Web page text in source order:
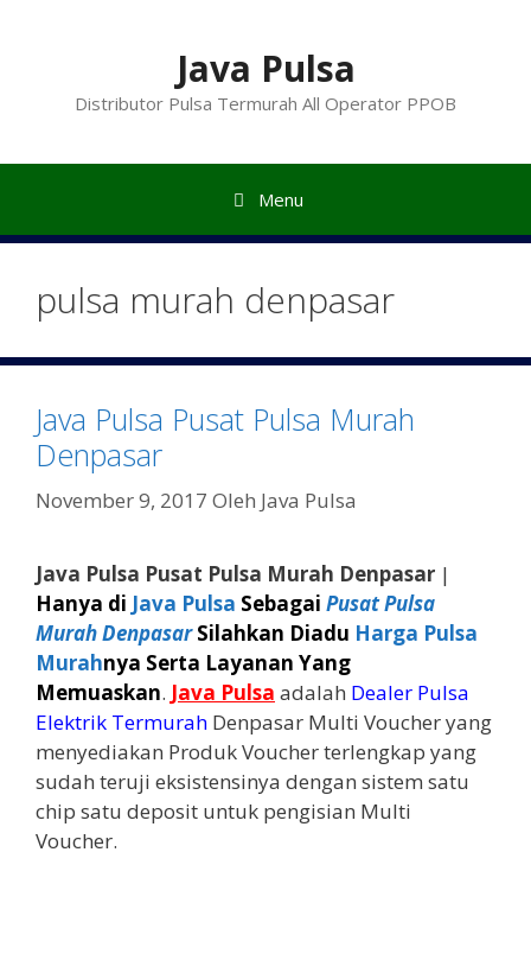
Java Pulsa
Distributor Pulsa Termurah All Operator PPOB
Menu
pulsa murah denpasar
Java Pulsa Pusat Pulsa Murah
Denpasar
November 9, 2017 Oleh Java Pulsa
Java Pulsa Pusat Pulsa Murah Denpasar |
Hanya di Java Pulsa Sebagai Pusat Pulsa
Murah DenpasarSilahkan Diadu Harga Pulsa
Murahnya Serta Layanan Yang
Memuaskan. Java Pulsa adalah Dealer Pulsa
Elektrik Termurah Denpasar Multi Voucher yang
menyediakan Produk Voucher terlengkap yang
sudah teruji eksistensinya dengan sistem satu
chip satu deposit untuk pengisian Multi
Voucher.